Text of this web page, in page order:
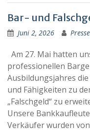
Bar- und
Juni 2, 2026
Am 27. Mai hatten
professionellen
Ausbildungsjahres
und Fähigkeiten zu
„Falschgeld“ zu
Unsere
Verkäufer wurden